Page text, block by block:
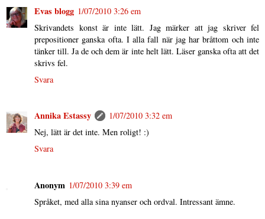
Evas blogg 1/07/2010 3:26 em
Skrivandets konst är inte lätt. Jag märker att jag skriver fel
prepositioner ganska ofta. I alla fall när jag har bråttom och inte
tänker till. Ja de och dem är inte helt lätt. Läser ganska ofta att det
skrivs fel.
Svara
Annika Estassy
1/07/2010 3:32 em
Nej, lätt är det inte. Men roligt! :)
Svara
Anonym 1/07/2010 3:39 em
Språket, med alla sina nyanser och ordval. Intressant ämne.